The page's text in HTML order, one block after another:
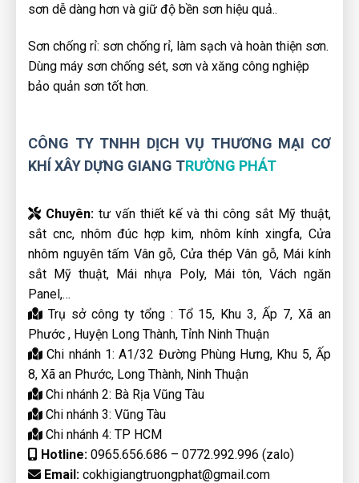
sơn dễ dàng hơn và giữ độ bền sơn hiệu quả..
Sơn chống rỉ: sơn chống rỉ, làm sạch và hoàn thiện sơn.
Dùng máy sơn chống sét, sơn và xăng công nghiệp
bảo quản sơn tốt hơn.
CÔNG TY TNHH DỊCH VỤ THƯƠNG MẠI CƠ
KHÍ XÂY DỰNG GIANG TRƯỜNG PHÁT
Chuyên: tư vấn thiết kế và thi công sắt Mỹ thuật,
sắt cnc, nhôm đúc hợp kim, nhôm kính xingfa, Cửa
nhôm nguyên tấm Vân gỗ, Cửa thép Vân gỗ, Mái kính
sắt Mỹ thuật, Mái nhựa Poly, Mái tôn, Vách ngăn
Panel,…
Trụ sở công ty tổng : Tổ 15, Khu 3, Ấp 7, Xã an
Phước , Huyện Long Thành, Tỉnh Ninh Thuận
Chi nhánh 1: A1/32 Đường Phùng Hưng, Khu 5, Ấp
8, Xã an Phước, Long Thành, Ninh Thuận
Chi nhánh 2: Bà Rịa Vũng Tàu
Chi nhánh 3: Vũng Tàu
Chi nhánh 4: TP HCM
Hotline: 0965.656.686 – 0772.992.996 (zalo)
Email: cokhigiangtruongphat@gmail.com